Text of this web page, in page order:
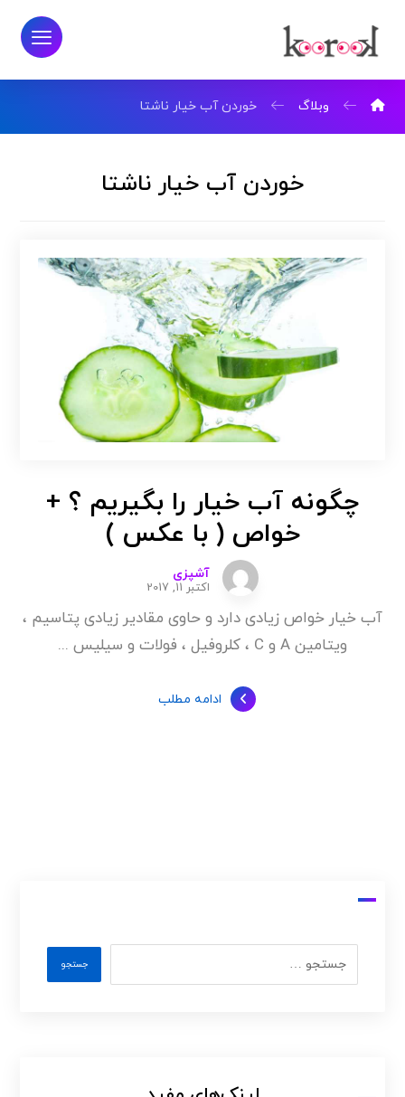
وبلاگ خوردن آب خیار ناشتا
خوردن آب خیار ناشتا
چگونه آب خیار را بگیریم ؟ +
خواص ( با عکس )
آشپزی
اکتبر 11, 2017
آب خیار خواص زیادی دارد و حاوی مقادیر زیادی پتاسیم ،
ویتامین A و C ، کلروفیل ، فولات و سیلیس ...
ادامه مطلب